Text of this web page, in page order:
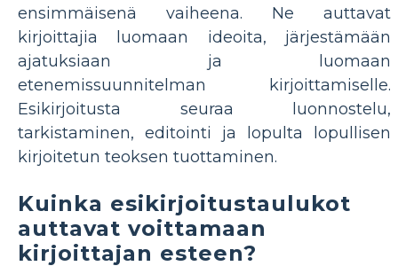
ensimmäisenä vaiheena. Ne auttavat
kirjoittajia luomaan ideoita, järjestämään
ajatuksiaan ja luomaan
etenemissuunnitelman kirjoittamiselle.
Esikirjoitusta seuraa luonnostelu,
tarkistaminen, editointi ja lopulta lopullisen
kirjoitetun teoksen tuottaminen.
Kuinka esikirjoitustaulukot
auttavat voittamaan
kirjoittajan esteen?